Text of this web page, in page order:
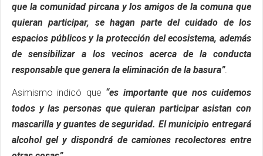
que la comunidad pircana y los amigos de la comuna que
quieran participar, se hagan parte del cuidado de los
espacios públicos y la protección del ecosistema, además
de sensibilizar a los vecinos acerca de la conducta
responsable que genera la eliminación de la basura”.
Asimismo indicó que “es importante que nos cuidemos
todos y las personas que quieran participar asistan con
mascarilla y guantes de seguridad. El municipio entregará
alcohol gel y dispondrá de camiones recolectores entre